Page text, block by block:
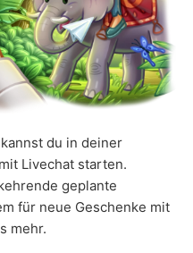
du in deiner
Livechat starten.
geplante
für neue Geschenke mit
mehr.